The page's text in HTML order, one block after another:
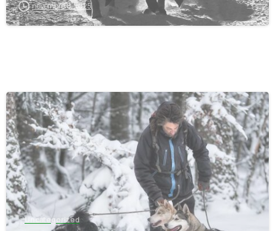
novembre 8, 2025
-
Uncategorized